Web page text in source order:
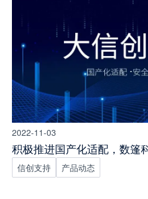
2022-11-03
积极推进国产化适配，数篷
信创支持 产品动态